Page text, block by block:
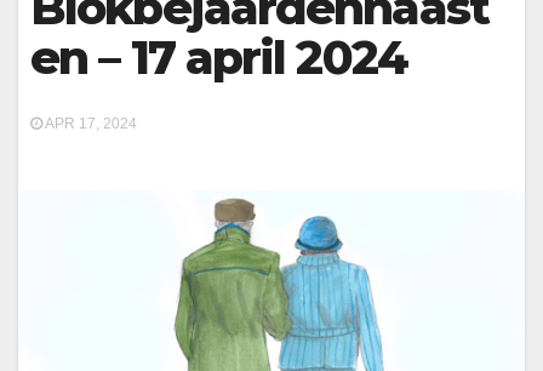
en – 17 april 2024
APR 17, 2024